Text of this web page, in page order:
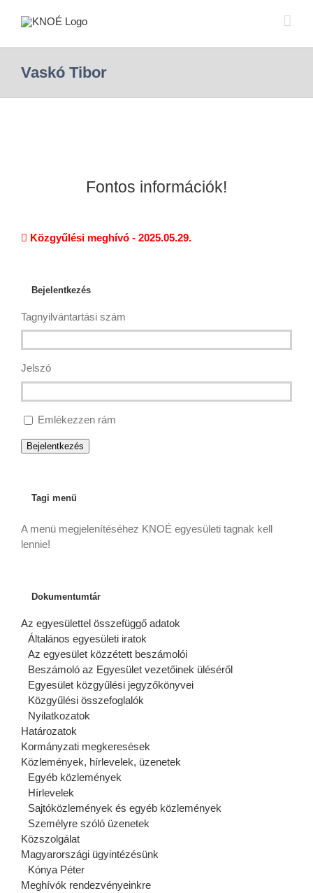
Vaskó Tibor
Fontos információk!
Közgyűlési meghívó - 2025.05.29.
Bejelentkezés
Tagnyilvántartási szám
Jelszó
Emlékezzen rám
Bejelentkezés
Tagi menü
A menü megjelenítéséhez KNOÉ egyesületi tagnak kell
lennie!
Dokumentumtár
Az egyesülettel összefüggő adatok
Általános egyesületi iratok
Az egyesület közzétett beszámolói
Beszámoló az Egyesület vezetőinek üléséről
Egyesület közgyűlési jegyzőkönyvei
Közgyűlési összefoglalók
Nyilatkozatok
Határozatok
Kormányzati megkeresések
Közlemények, hírlevelek, üzenetek
Egyéb közlemények
Hírlevelek
Sajtóközlemények és egyéb közlemények
Személyre szóló üzenetek
Közszolgálat
Magyarországi ügyintézésünk
Kónya Péter
Meghívók rendezvényeinkre